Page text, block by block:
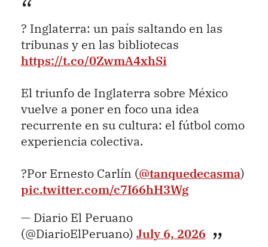
? Inglaterra: un país saltando en las
tribunas y en las bibliotecas
https://t.co/0ZwmA4xhSi
El triunfo de Inglaterra sobre México
vuelve a poner en foco una idea
recurrente en su cultura: el fútbol como
experiencia colectiva.
?Por Ernesto Carlín (@tanquedecasma)
pic.twitter.com/c7I66hH3Wg
— Diario El Peruano
(@DiarioElPeruano) July 6, 2026